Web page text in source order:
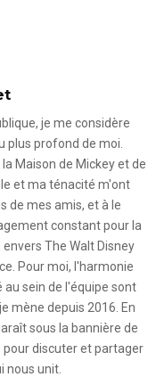
je me considère
plus profond de moi.
Maison de Mickey et de
et ma ténacité m'ont
de mes amis, et à le
constant pour la
The Walt Disney
Pour moi, l'harmonie
sein de l'équipe sont
mène depuis 2016. En
sous la bannière de
pour discuter et partager
nous unit.